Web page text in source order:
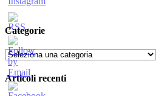
Categorie
Categorie
Articoli recenti